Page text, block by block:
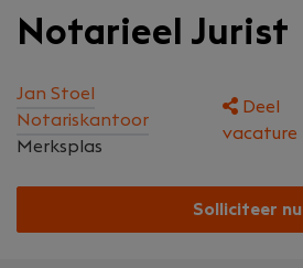
Notarieel Jurist
Jan Stoel
Notariskantoor
Merksplas
Deel
vacature
Solliciteer nu